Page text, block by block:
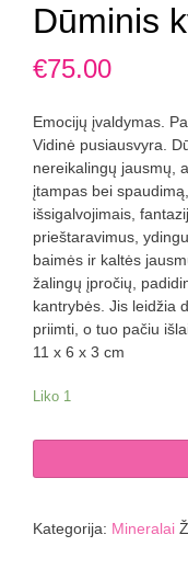
Dūminis
€75.00
Emocijų įvaldymas.
Vidinė pusiausvyra.
nereikalingų jausmų,
įtampas bei
išsigalvojimais,
prieštaravimus,
baimės ir kaltės
žalingų įpročių,
kantrybės. Jis leidžia
priimti, o tuo pačiu
11 x 6 x 3 cm
Liko 1
kiekis:
kvarcas
Kategorija: Mineralai